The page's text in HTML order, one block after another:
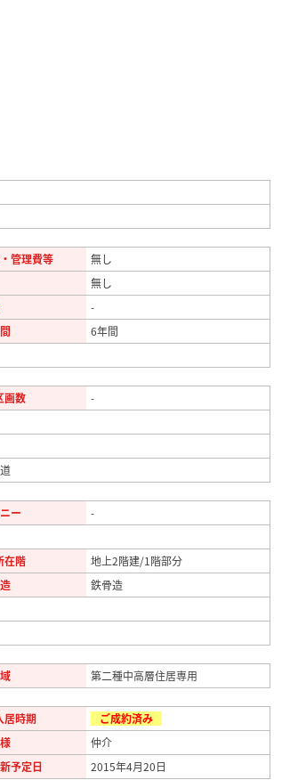
管理費等
無し
無し
-
6年間
画数
-
ー
-
在階
地上2階建/1階部分
鉄骨造
第二種中高層住居専用
居時期
ご成約済み
仲介
予定日 2015年4月20日